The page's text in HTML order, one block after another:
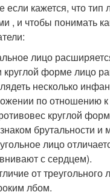
если кажется, что тип
, и чтобы понимать
лицо
круглой форме лицо
несколько
по отношению к
круглой
брутальности и
лицо
с сердцем).
от
лбом.